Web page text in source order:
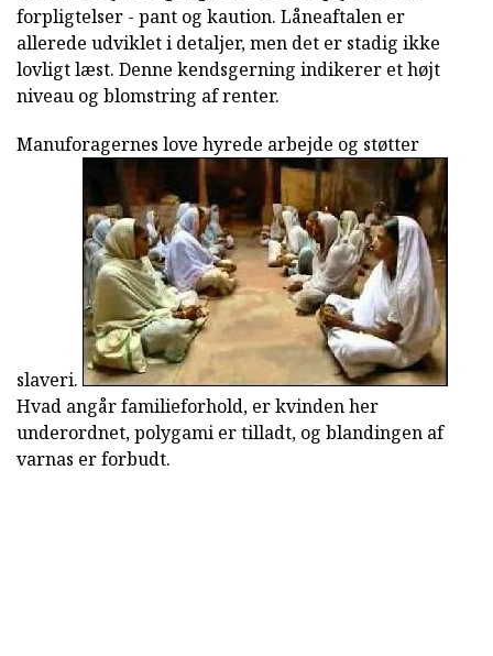
forpligtelser - pant og kaution. Låneaftalen er
allerede udviklet i detaljer, men det er stadig ikke
lovligt læst. Denne kendsgerning indikerer et højt
niveau og blomstring af renter.
Manuforagernes love hyrede arbejde og støtter
slaveri.
Hvad angår familieforhold, er kvinden her
underordnet, polygami er tilladt, og blandingen af
varnas er forbudt.